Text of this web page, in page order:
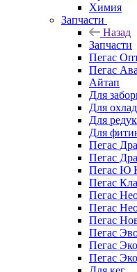
Химия
Запчасти
Назад
Запчасти
Пегас
Пегас
Айтап
Для
Для
Для
Для
Пегас
Пегас
Пегас Ю
Пегас
Пегас
Пегас
Пегас
Пегас
Пегас
Пегас